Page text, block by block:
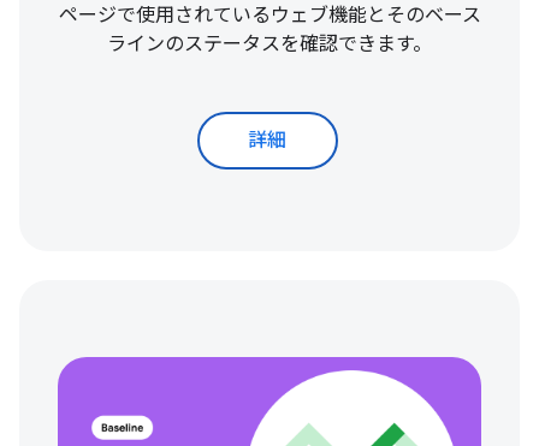
ページで使用されているウェブ機能とそのベース
ラインのステータスを確認できます。
詳細